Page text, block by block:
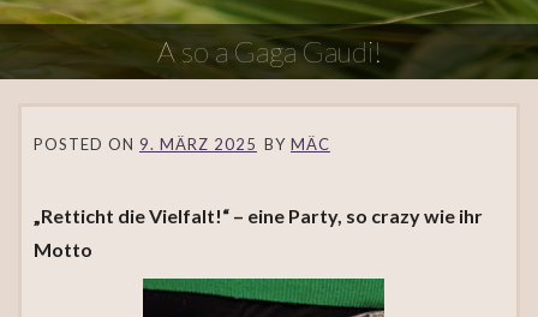
A so a Gaga Gaudi!
POSTED ON 9. MÄRZ 2025 BY MÄC
„Retticht die Vielfalt!“ – eine Party, so crazy wie ihr
Motto